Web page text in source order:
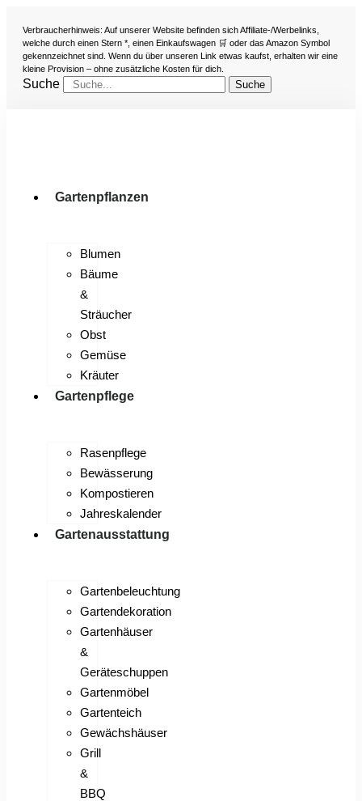
Verbraucherhinweis: Auf unserer Website befinden sich Affiliate-/Werbelinks,
welche durch einen Stern *, einen Einkaufswagen 🛒 oder das Amazon Symbol
gekennzeichnet sind. Wenn du über unseren Link etwas kaufst, erhalten wir eine
kleine Provision – ohne zusätzliche Kosten für dich.
Suche Suche
Gartenpflanzen
Blumen
Bäume
&
Sträucher
Obst
Gemüse
Kräuter
Gartenpflege
Rasenpflege
Bewässerung
Kompostieren
Jahreskalender
Gartenausstattung
Gartenbeleuchtung
Gartendekoration
Gartenhäuser
&
Geräteschuppen
Gartenmöbel
Gartenteich
Gewächshäuser
Grill
&
BBQ